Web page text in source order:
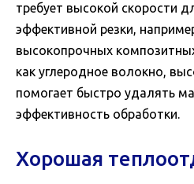
требует высокой скорости
эффективной резки,
высокопрочных
как углеродное волокно,
помогает быстро удалять
эффективность обработки.
Хорошая